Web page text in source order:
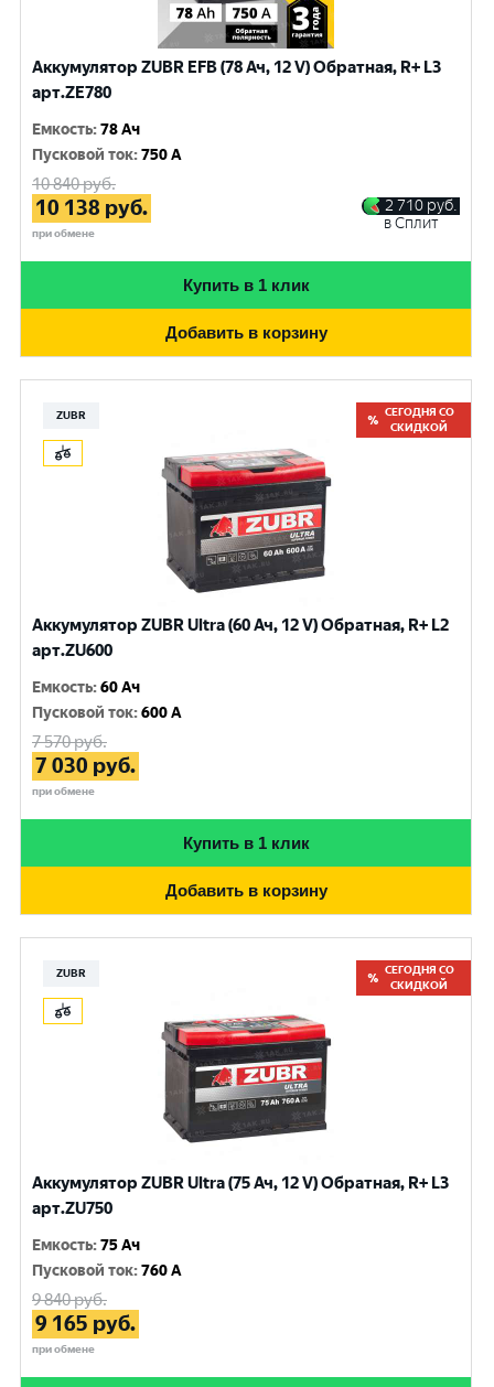
Аккумулятор ZUBR EFB (78 Ач, 12 V) Обратная, R+ L3
арт.ZE780
Емкость:78 Ач
Пусковой ток:750 A
10 840руб.
10 138 руб.
при обмене
2 710 руб.
в Сплит
Купить в 1 клик
Добавить в корзину
ZUBR
СЕГОДНЯ СО
СКИДКОЙ
Аккумулятор ZUBR Ultra (60 Ач, 12 V) Обратная, R+ L2
арт.ZU600
Емкость:60 Ач
Пусковой ток:600 A
7 570руб.
7 030 руб.
при обмене
Купить в 1 клик
Добавить в корзину
ZUBR
СЕГОДНЯ СО
СКИДКОЙ
Аккумулятор ZUBR Ultra (75 Ач, 12 V) Обратная, R+ L3
арт.ZU750
Емкость:75 Ач
Пусковой ток:760 A
9 840руб.
9 165 руб.
при обмене